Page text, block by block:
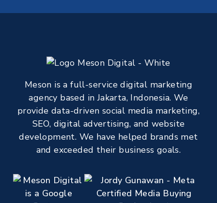
Meson is a full-service digital marketing
agency based in Jakarta, Indonesia. We
provide data-driven social media marketing,
SEO, digital advertising, and website
development. We have helped brands met
and exceeded their business goals.